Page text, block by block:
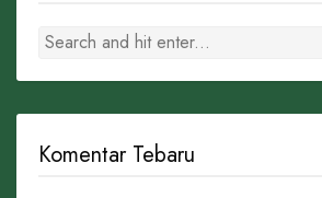
Komentar Tebaru